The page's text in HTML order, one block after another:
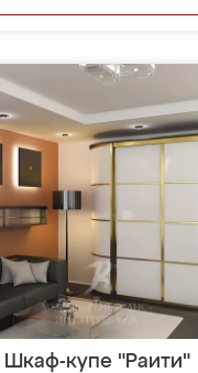
Шкаф-купе "Раити"